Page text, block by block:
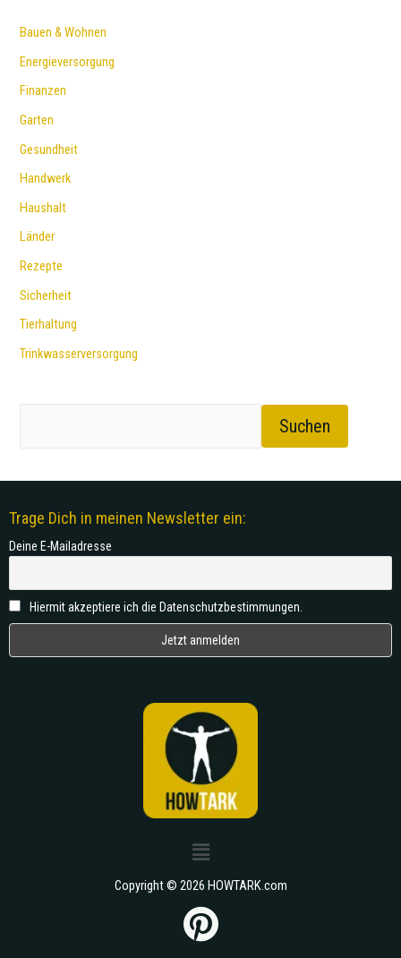
Bauen & Wohnen
Energieversorgung
Finanzen
Garten
Gesundheit
Handwerk
Haushalt
Länder
Rezepte
Sicherheit
Tierhaltung
Trinkwasserversorgung
Suchen
Trage Dich in meinen Newsletter ein:
Deine E-Mailadresse
Hiermit akzeptiere ich die Datenschutzbestimmungen.
Copyright © 2026 HOWTARK.com